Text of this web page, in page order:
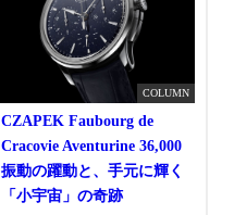
COLUMN
CZAPEK Faubourg de
Cracovie Aventurine 36,000
振動の躍動と、手元に輝く
「小宇宙」の奇跡